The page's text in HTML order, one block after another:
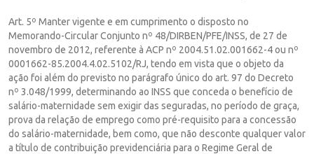
Art. 5º Manter vigente e em cumprimento o disposto no
Memorando-Circular Conjunto nº 48/DIRBEN/PFE/INSS, de 27 de
novembro de 2012, referente à ACP nº 2004.51.02.001662-4 ou nº
0001662-85.2004.4.02.5102/RJ, tendo em vista que o objeto da
ação foi além do previsto no parágrafo único do art. 97 do Decreto
nº 3.048/1999, determinando ao INSS que conceda o benefício de
salário-maternidade sem exigir das seguradas, no período de graça,
prova da relação de emprego como pré-requisito para a concessão
do salário-maternidade, bem como, que não desconte qualquer valor
a título de contribuição previdenciária para o Regime Geral de